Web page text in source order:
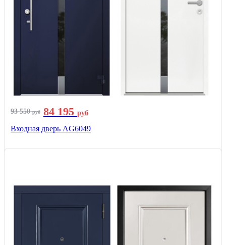
93 550руб 84 195 руб
Входная дверь AG6049